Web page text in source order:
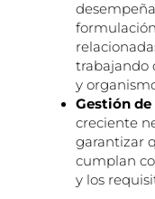
trabajando
y
Gestión
creciente
garantizar
cumplan
y los